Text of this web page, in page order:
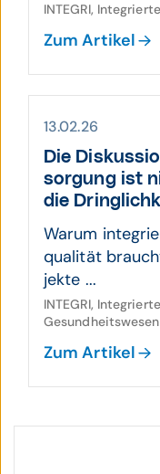
INTEGRI,
Zum Artikel
13.02.26
Die
sorgung ist
die
Warum
qualität
jekte ...
INTEGRI,
Zum Artikel